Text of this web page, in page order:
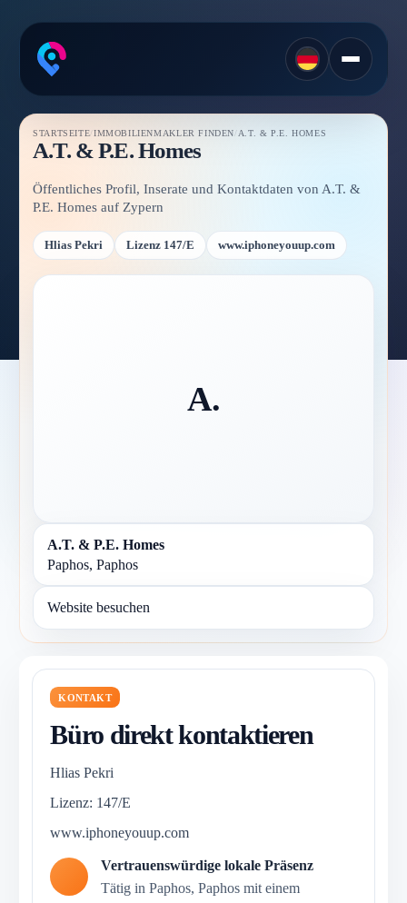
STARTSEITE/IMMOBILIENMAKLER FINDEN /A.T. & P.E. HOMES
A.T. & P.E. Homes
Öffentliches Profil, Inserate und Kontaktdaten von A.T. &
P.E. Homes auf Zypern
Hlias Pekri Lizenz 147/E www.iphoneyouup.com
A.
A.T. & P.E. Homes
Paphos, Paphos
Website besuchen
KONTAKT
Büro direkt kontaktieren
Hlias Pekri
Lizenz: 147/E
www.iphoneyouup.com
Vertrauenswürdige lokale Präsenz
Tätig in Paphos, Paphos mit einem